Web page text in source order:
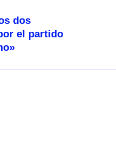
dos
el partido